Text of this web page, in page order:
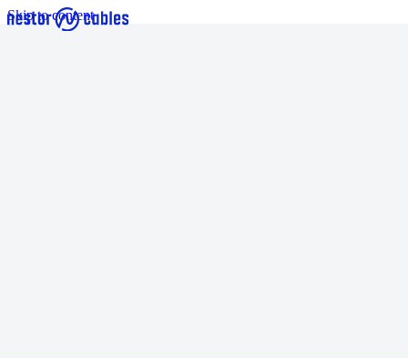
Skip to content